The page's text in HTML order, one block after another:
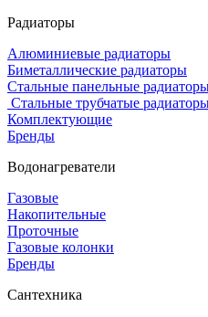
Радиаторы
Алюминиевые радиаторы
Биметаллические радиаторы
Стальные панельные
Стальные трубчатые
Комплектующие
Бренды
Водонагреватели
Газовые
Накопительные
Проточные
Газовые колонки
Бренды
Сантехника